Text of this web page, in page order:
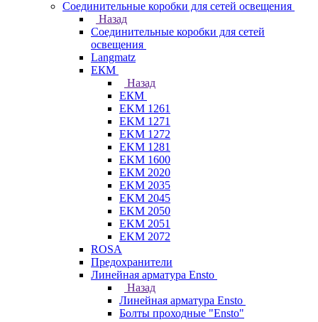
Соединительные коробки для сетей освещения
Назад
Соединительные коробки для сетей
освещения
Langmatz
ЕКМ
Назад
ЕКМ
EKM 1261
EKM 1271
EKM 1272
EKM 1281
EKM 1600
EKM 2020
EKM 2035
EKM 2045
EKM 2050
EKM 2051
EKM 2072
ROSA
Предохранители
Линейная арматура Ensto
Назад
Линейная арматура Ensto
Болты проходные "Ensto"